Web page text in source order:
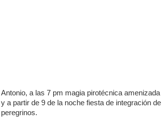
Antonio, a las 7 pm magia pirotécnica amenizada
y a partir de 9 de la noche fiesta de integración
peregrinos.